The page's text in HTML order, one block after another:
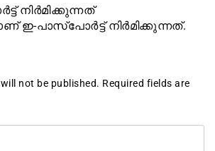
നിര്‍മിക്കുന്നത്
ഇ-പാസ്പോര്‍ട്ട് നിർമിക്കുന്നത്.
not be published. Required fields are